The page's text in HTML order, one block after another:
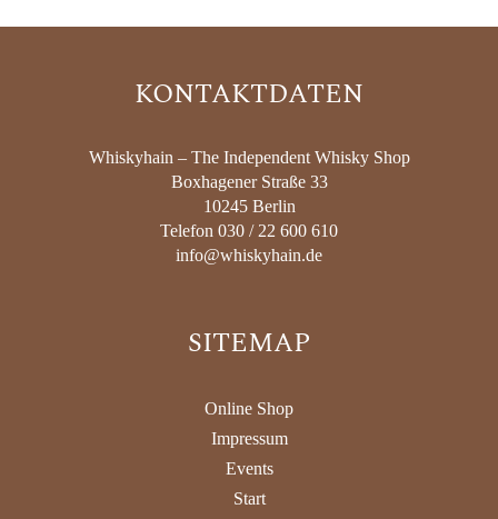
KONTAKTDATEN
Whiskyhain – The Independent Whisky Shop
Boxhagener Straße 33
10245 Berlin
Telefon 030 / 22 600 610
info@whiskyhain.de
SITEMAP
Online Shop
Impressum
Events
Start